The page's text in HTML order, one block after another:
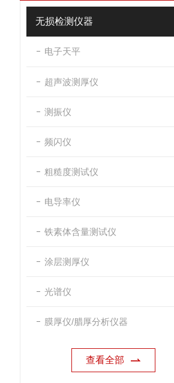
无损检测仪器
电子天平
超声波测厚仪
测振仪
频闪仪
粗糙度测试仪
电导率仪
铁素体含量测试仪
涂层测厚仪
光谱仪
膜厚仪/腊厚分析仪器
查看全部